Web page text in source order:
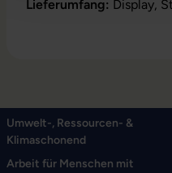
Lieferumfang: Display,
Umwelt-, Ressourcen- &
Klimaschonend
Arbeit für Menschen mit